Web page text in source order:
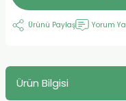
Ürünü Paylaş Yorum
Ürün Bilgisi